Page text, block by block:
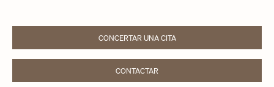
CONCERTAR UNA CITALINK OPENS IN NEW TAB
CONTACTARLINK OPENS IN NEW TAB